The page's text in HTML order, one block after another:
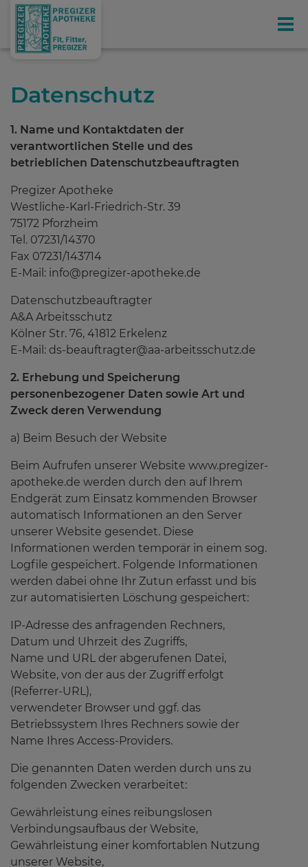
Gesundheit
Ihr exklusives Kunden-Magazin
Online-Shop
Leistungen
Hausspezialitäten
Gesundheitstipps(198)
Service
Wissenswertes
Über uns
Kontakt
Datenschutz
1. Name und Kontaktdaten der
verantwortlichen Stelle und des
betrieblichen Datenschutzbeauftragten
Pregizer Apotheke
Westliche-Karl-Friedrich-Str. 39
75172 Pforzheim
Tel. 07231/14370
Fax 07231/143714
E-Mail: info@pregizer-apotheke.de
Datenschutzbeauftragter
A&A Arbeitsschutz
Kölner Str. 76, 41812 Erkelenz
E-Mail: ds-beauftragter@aa-arbeitsschutz.de
2. Erhebung und Speicherung
personenbezogener Daten sowie Art und
Zweck deren Verwendung
a) Beim Besuch der Website
Beim Aufrufen unserer Website www.pregizer-
apotheke.de werden durch den auf Ihrem
Endgerät zum Einsatz kommenden Browser
automatisch Informationen an den Server
unserer Website gesendet. Diese
Informationen werden temporär in einem sog.
Logfile gespeichert. Folgende Informationen
werden dabei ohne Ihr Zutun erfasst und bis
zur automatisierten Löschung gespeichert:
IP-Adresse des anfragenden Rechners,
Datum und Uhrzeit des Zugriffs,
Name und URL der abgerufenen Datei,
Website, von der aus der Zugriff erfolgt
(Referrer-URL),
verwendeter Browser und ggf. das
Betriebssystem Ihres Rechners sowie der
Name Ihres Access-Providers.
Die genannten Daten werden durch uns zu
folgenden Zwecken verarbeitet:
Gewährleistung eines reibungslosen
Verbindungsaufbaus der Website,
Gewährleistung einer komfortablen Nutzung
unserer Website,